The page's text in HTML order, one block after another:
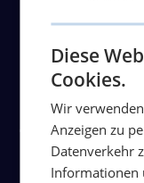
die
Thüga
Diese
Cookies.
Wir
Anzeigen zu
Datenverkehr
Informationen